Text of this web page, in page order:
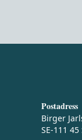
Postadress
Birger
SE-111